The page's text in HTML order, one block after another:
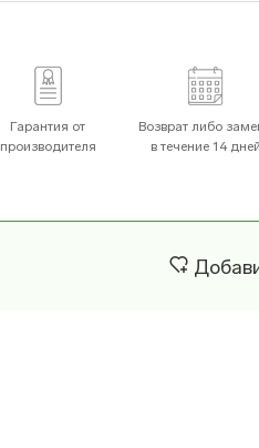
Гарантия от
производителя
Возврат либо
в течение 14 дней